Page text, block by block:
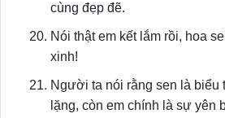
cùng đẹp đẽ.
Nói thật em kết lắm rồi, hoa
xinh!
Người ta nói rằng sen là
lặng, còn em chính là sự yên